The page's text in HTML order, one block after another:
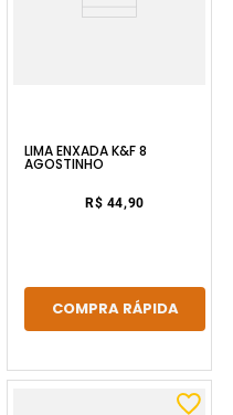
LIMA ENXADA K&F 8
AGOSTINHO
R$ 44,90
COMPRA RÁPIDA